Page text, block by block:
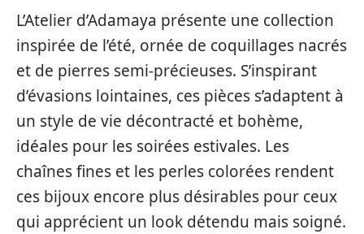
L’Atelier d’Adamaya présente une collection
inspirée de l’été, ornée de coquillages nacrés
et de pierres semi-précieuses. S’inspirant
d’évasions lointaines, ces pièces s’adaptent à
un style de vie décontracté et bohème,
idéales pour les soirées estivales. Les
chaînes fines et les perles colorées rendent
ces bijoux encore plus désirables pour ceux
qui apprécient un look détendu mais soigné.